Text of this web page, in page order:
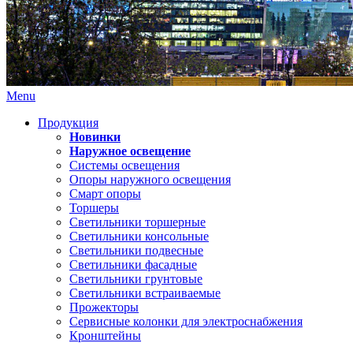
Menu
Продукция
Новинки
Наружное освещение
Системы освещения
Опоры наружного освещения
Смарт опоры
Торшеры
Светильники торшерные
Светильники консольные
Светильники подвесные
Светильники фасадные
Светильники грунтовые
Светильники встраиваемые
Прожекторы
Сервисные колонки для электроснабжения
Кронштейны